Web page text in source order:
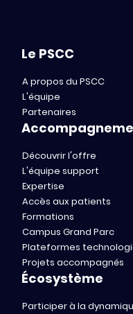
Le PSCC
A propos du PSCC
L'équipe
Partenaires
Découvrir l'offre
L'équipe support
Expertise
Accès aux patients
Formations
Campus Grand Parc
Plateformes
Projets accompagnés
Écosystème
Participer à la